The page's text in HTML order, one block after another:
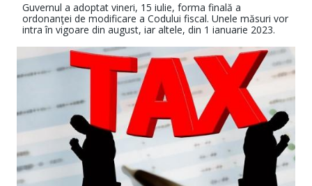
Guvernul a adoptat vineri, 15 iulie, forma finală a
ordonanţei de modificare a Codului fiscal. Unele măsuri vor
intra în vigoare din august, iar altele, din 1 ianuarie 2023.